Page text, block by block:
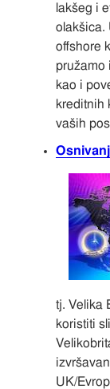
lakšeg i
olakšica.
offshore
pružamo
kao i
kreditnih
vaših
tj. Velika
koristiti
UK/